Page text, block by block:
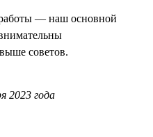
— наш основной
советов.
2023 года